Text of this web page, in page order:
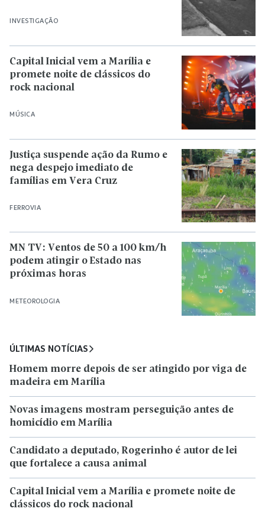
INVESTIGAÇÃO
MÚSICA
Capital Inicial vem a Marília e
promete noite de clássicos do
rock nacional
FERROVIA
Justiça suspende ação da Rumo e
nega despejo imediato de
famílias em Vera Cruz
METEOROLOGIA
MN TV: Ventos de 50 a 100 km/h
podem atingir o Estado nas
próximas horas
ÚLTIMAS NOTÍCIAS
Homem morre depois de ser atingido por viga de
madeira em Marília
Novas imagens mostram perseguição antes de
homicídio em Marília
Candidato a deputado, Rogerinho é autor de lei
que fortalece a causa animal
Capital Inicial vem a Marília e promete noite de
clássicos do rock nacional